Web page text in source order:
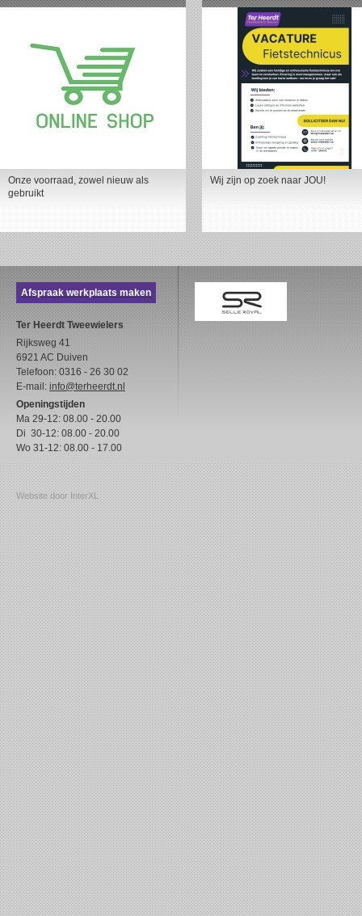
Onze voorraad, zowel nieuw als
gebruikt
Wij zijn op zoek naar JOU!
Afspraak werkplaats maken
Ter Heerdt Tweewielers
Rijksweg 41
6921 AC Duiven
Telefoon: 0316 - 26 30 02
E-mail: info@terheerdt.nl
Openingstijden
Ma 29-12: 08.00 - 20.00
Di 30-12: 08.00 - 20.00
Wo 31-12: 08.00 - 17.00
Website door InterXL